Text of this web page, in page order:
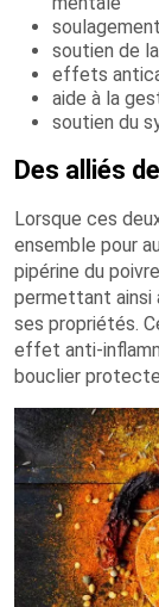
soutien de
effets
aide à la
soutien du
Des alliés
Lorsque ces
ensemble pour
pipérine du
permettant ainsi
ses propriétés.
effet anti-
bouclier